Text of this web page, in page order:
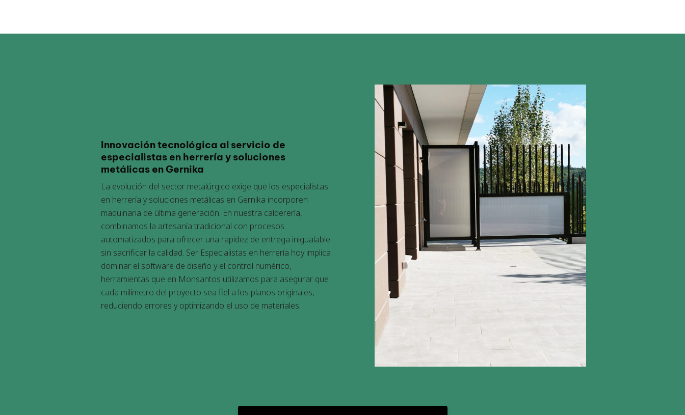
Innovación tecnológica al servicio de
especialistas en herrería y soluciones
metálicas en Gernika
La evolución del sector metalúrgico exige que los especialistas
en herrería y soluciones metálicas en Gernika incorporen
maquinaria de última generación. En nuestra calderería,
combinamos la artesanía tradicional con procesos
automatizados para ofrecer una rapidez de entrega inigualable
sin sacrificar la calidad. Ser Especialistas en herrería hoy implica
dominar el software de diseño y el control numérico,
herramientas que en Monsantos utilizamos para asegurar que
cada milímetro del proyecto sea fiel a los planos originales,
reduciendo errores y optimizando el uso de materiales.